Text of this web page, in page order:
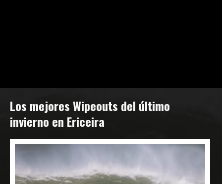
Los mejores Wipeouts del último
invierno en Ericeira